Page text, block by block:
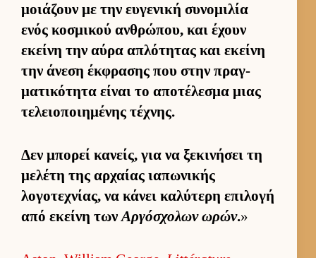
μοιάζουν με την ευ­γενική συνομιλία
ενός κοσμικού αν­θρώπου, και έχουν
εκείνη την αύρα απλότητας και εκείνη
την άνεση έκ­φρασης που στην πραγ­
ματικότητα εί­ναι το αποτέλεσμα μιας
τελειο­ποι­ημένης τέχνης.
Δεν μπορεί κανείς, για να ξεκινήσει τη
μελέτη της αρ­χαίας ια­πωνικής
λογοτεχνίας, να κάνει καλύτερη επιλογή
από εκείνη τωνΑρ­γόσχολων ωρών.»